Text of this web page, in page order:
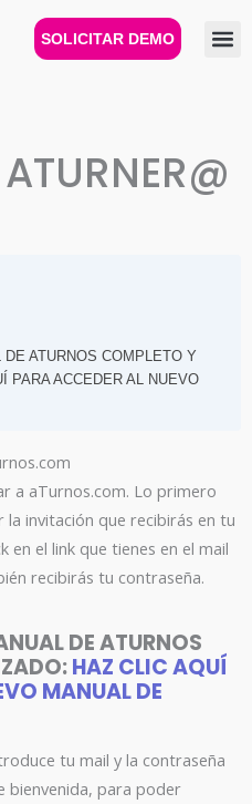
SOLICITAR DEMO
ATURNOS COMPLETO Y
PARA ACCEDER AL NUEVO
a aTurnos.com. Lo primero
invitación que recibirás en tu
en el link que tienes en el mail
recibirás tu contraseña.
DE ATURNOS
HAZ CLIC AQUÍ
MANUAL DE
tu mail y la contraseña
bienvenida, para poder